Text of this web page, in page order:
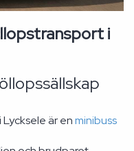
i
är enminibuss